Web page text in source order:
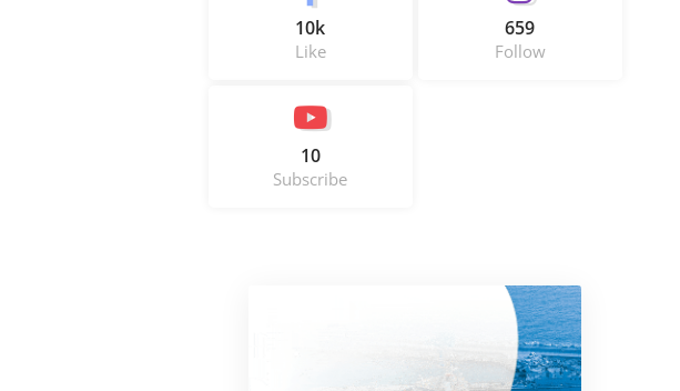
10k
Like
659
Follow
10
Subscribe